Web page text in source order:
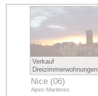
Verkauf
Dreizimmerwohnungen
Nice (06)
Alpes-Maritimes